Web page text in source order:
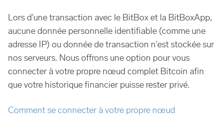
Lors d'une transaction avec le BitBox et la BitBoxApp,
aucune donnée personnelle identifiable (comme une
adresse IP) ou donnée de transaction n'est stockée sur
nos serveurs. Nous offrons une option pour vous
connecter à votre propre nœud complet Bitcoin afin
que votre historique financier puisse rester privé.
Comment se connecter à votre propre nœud